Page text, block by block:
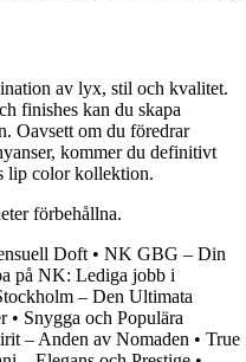
av lyx, stil och kvalitet.
finishes kan du skapa
Oavsett om du föredrar
kommer du definitivt
lip color kollektion.
förbehållna.
Doft • NK GBG – Din
på NK: Lediga jobb i
– Den Ultimata
• Snygga och Populära
– Anden av Nomaden • True